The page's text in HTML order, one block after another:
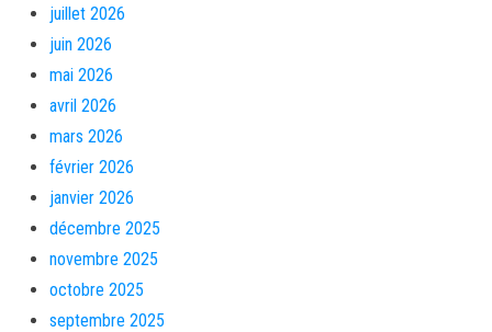
juillet 2026
juin 2026
mai 2026
avril 2026
mars 2026
février 2026
janvier 2026
décembre 2025
novembre 2025
octobre 2025
septembre 2025